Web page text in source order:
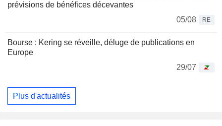
prévisions de bénéfices décevantes
05/08
RE
Bourse : Kering se réveille, déluge de publications en
Europe
29/07
Plus d'actualités